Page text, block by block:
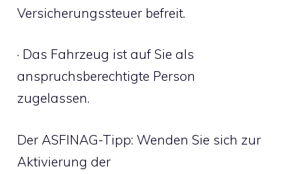
Versicherungssteuer befreit.
· Das Fahrzeug ist auf Sie als
anspruchsberechtigte Person
zugelassen.
Der ASFINAG-Tipp: Wenden Sie sich zur
Aktivierung der